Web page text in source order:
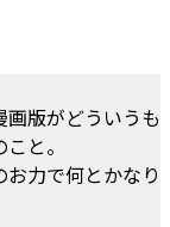
版がどういうも
と。
力で何とかなり